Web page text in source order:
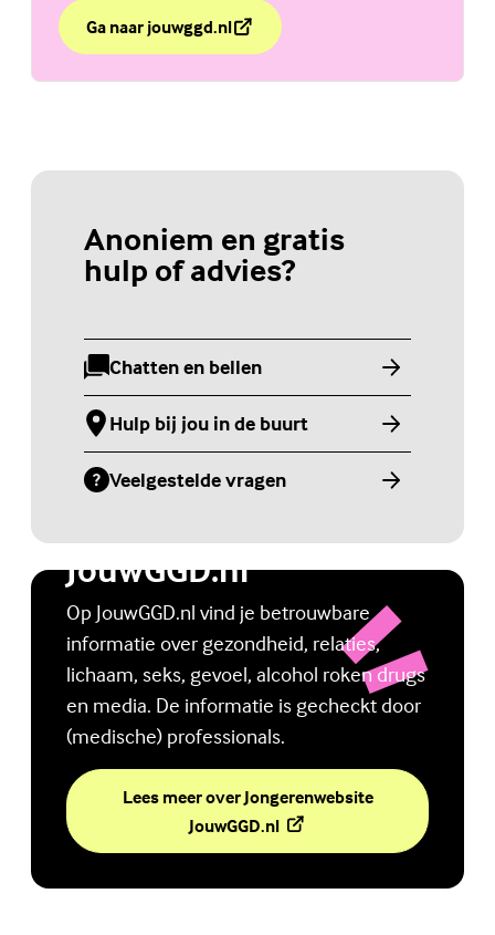
Ga naar jouwggd.nl
over Wat nou als dit over jou gaat?
(Externe link)
Anoniem en gratis
hulp of advies?
Chatten en bellen
(Externe link)
Hulp bij jou in de buurt
(Externe link)
Veelgestelde vragen
(Externe link)
Jongerenwebsite
JouwGGD.nl
Op JouwGGD.nl vind je betrouwbare
informatie over gezondheid, relaties,
lichaam, seks, gevoel, alcohol roken drugs
en media. De informatie is gecheckt door
(medische) professionals.
Lees meer over Jongerenwebsite
JouwGGD.nl(Externe link)